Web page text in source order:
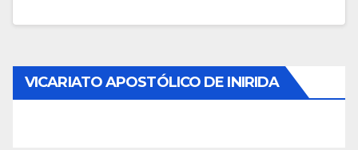
VICARIATO APOSTÓLICO DE INIRIDA